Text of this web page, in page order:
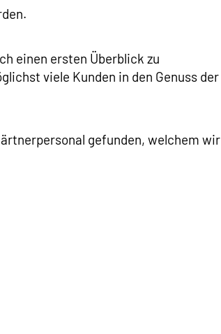
einen ersten Überblick zu
viele Kunden in den Genuss der
gefunden, welchem wir